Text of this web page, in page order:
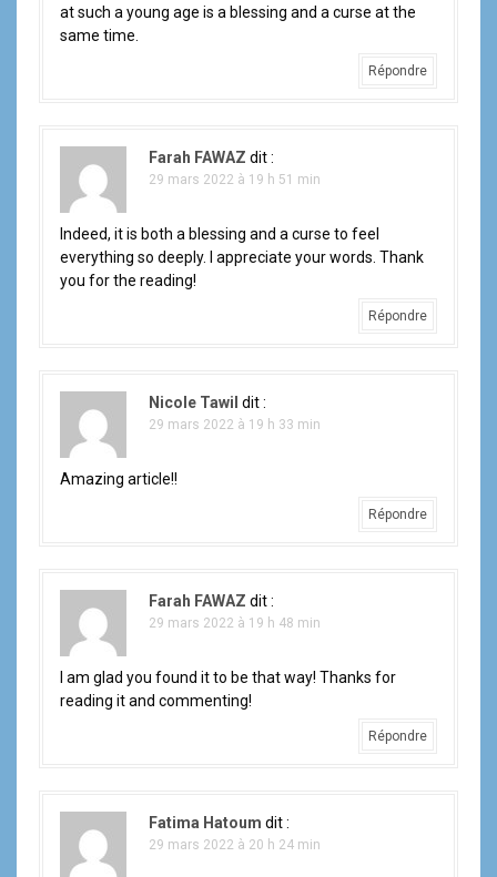
at such a young age is a blessing and a curse at the
same time.
Répondre
Farah FAWAZ dit :
29 mars 2022 à 19 h 51 min
Indeed, it is both a blessing and a curse to feel
everything so deeply. I appreciate your words. Thank
you for the reading!
Répondre
Nicole Tawil dit :
29 mars 2022 à 19 h 33 min
Amazing article!!
Répondre
Farah FAWAZ dit :
29 mars 2022 à 19 h 48 min
I am glad you found it to be that way! Thanks for
reading it and commenting!
Répondre
Fatima Hatoum dit :
29 mars 2022 à 20 h 24 min